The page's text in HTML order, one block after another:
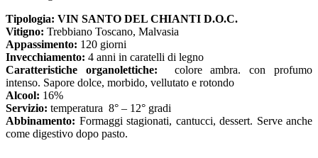
Tipologia: VIN SANTO DEL CHIANTI D.O.C.
Vitigno: Trebbiano Toscano, Malvasia
Appassimento: 120 giorni
Invecchiamento: 4 anni in caratelli di legno
Caratteristiche organolettiche:
colore ambra. con profumo
intenso. Sapore dolce, morbido, vellutato e rotondo
Alcool: 16%
Servizio: temperatura 8° – 12° gradi
Abbinamento: Formaggi stagionati, cantucci, dessert. Serve anche
come digestivo dopo pasto.